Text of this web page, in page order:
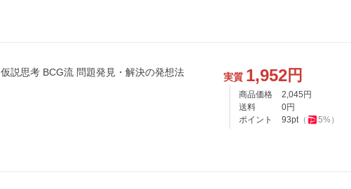
仮説思考 BCG流 問題発見・解決の発想法 実質 1,952円
商品価格 2,045 円
送料
0円
ポイント
93pt（ 5%）